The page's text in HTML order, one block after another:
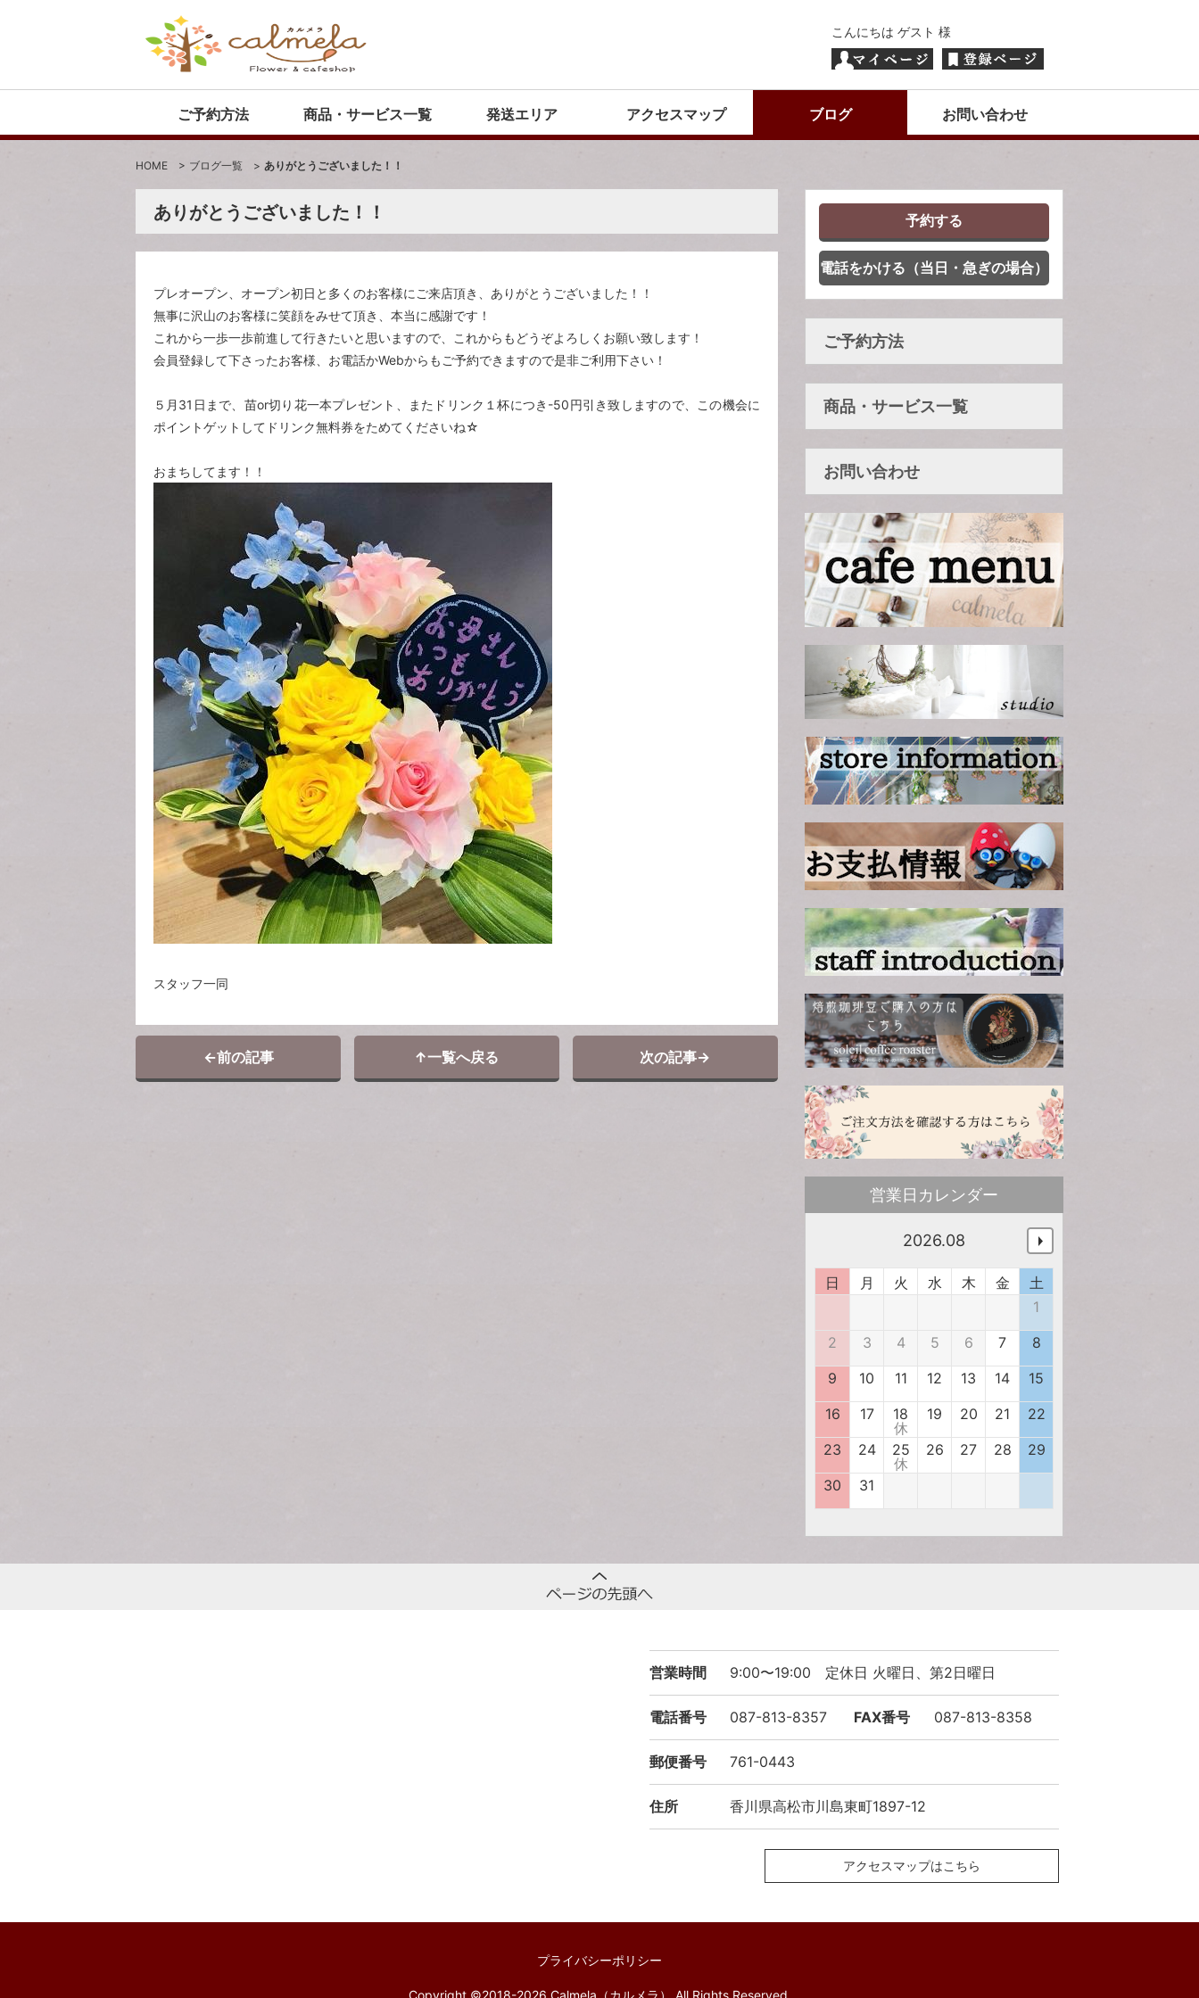
こんにちは ゲスト 様
ご予約方法 商品・サービス一覧 発送エリア アクセスマップ ブログ お問い合わせ
HOME > ブログ一覧 > ありがとうございました！！
ありがとうございました！！
プレオープン、オープン初日と多くのお客様にご来店頂き、ありがとうございました！！
無事に沢山のお客様に笑顔をみせて頂き、本当に感謝です！
これから一歩一歩前進して行きたいと思いますので、これからもどうぞよろしくお願い致します！
会員登録して下さったお客様、お電話かWebからもご予約できますので是非ご利用下さい！
５月31日まで、苗or切り花一本プレゼント、またドリンク１杯につき-50円引き致しますので、この機会に
ポイントゲットしてドリンク無料券をためてくださいね☆
おまちしてます！！
スタッフ一同
←前の記事 ↑一覧へ戻る 次の記事→
予約する
電話をかける（当日・急ぎの場合）
ご予約方法
商品・サービス一覧
お問い合わせ
営業日カレンダー
2026.08
日 月 火 水 木 金
土
1
2
3 4 5 6 7
8
9
10 11 12 13 14
15
16
17
18
休
19 20 21
22
23
24
25
休
26 27 28
29
30
31
営業時間 9:00〜19:00 定休日 火曜日、第2日曜日
電話番号 087-813-8357 FAX番号 087-813-8358
郵便番号 761-0443
住所 香川県高松市川島東町1897-12
アクセスマップはこちら
プライバシーポリシー